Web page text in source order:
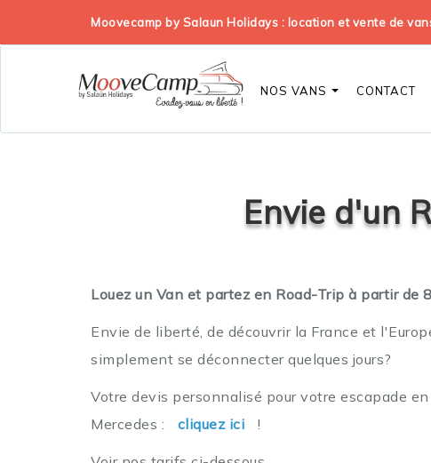
Moovecamp by Salaun Holidays : location et vente de
NOS VANS CONTACT
Envie d'un
Louez un Van et partez en Road-Trip à partir de
Envie de liberté, de découvrir la France et
simplement se déconnecter quelques jours?
Votre devis personnalisé pour votre escapade
Mercedes :
cliquez ici !